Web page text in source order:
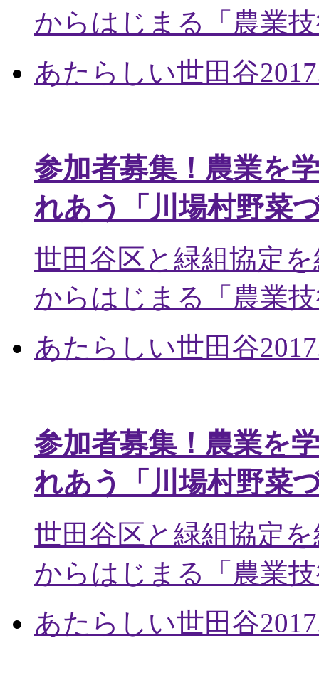
からはじまる「農業
あたらしい世田谷
参加者募集！農業を
れあう「川場村野菜
世田谷区と緑組協定
からはじまる「農業
あたらしい世田谷
参加者募集！農業を
れあう「川場村野菜
世田谷区と緑組協定
からはじまる「農業
あたらしい世田谷